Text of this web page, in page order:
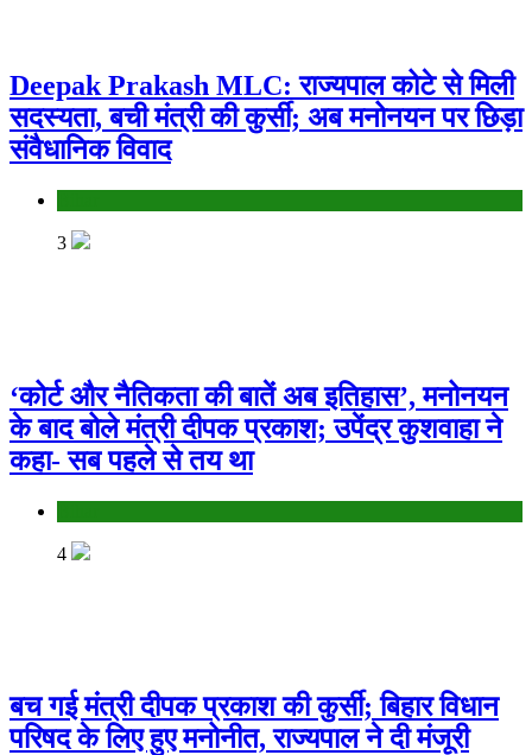
Deepak Prakash MLC: राज्यपाल कोटे से मिली
सदस्यता, बची मंत्री की कुर्सी; अब मनोनयन पर छिड़ा
संवैधानिक विवाद
3
‘कोर्ट और नैतिकता की बातें अब इतिहास’, मनोनयन
के बाद बोले मंत्री दीपक प्रकाश; उपेंद्र कुशवाहा ने
कहा- सब पहले से तय था
4
बच गई मंत्री दीपक प्रकाश की कुर्सी; बिहार विधान
परिषद के लिए हुए मनोनीत, राज्यपाल ने दी मंजूरी